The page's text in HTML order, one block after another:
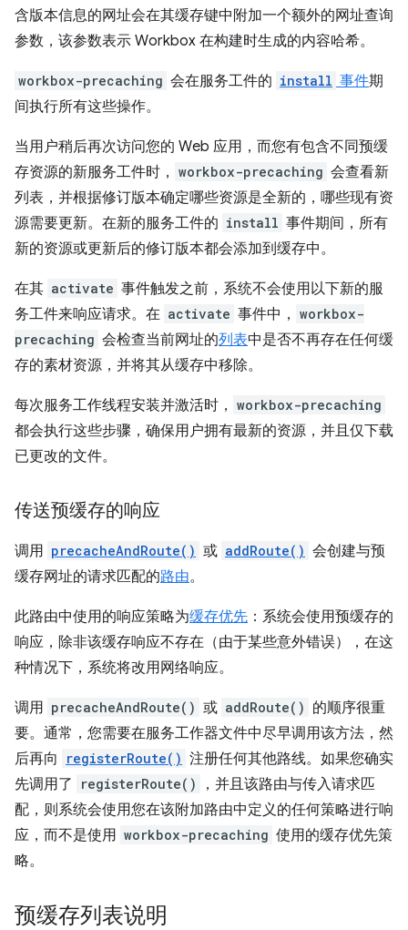
含版本信息的网址会在其缓存键中附加一个额外的网址查询
参数，该参数表示 Workbox 在构建时生成的内容哈希。
workbox-precaching 会在服务工件的 install 事件期
间执行所有这些操作。
当用户稍后再次访问您的 Web 应用，而您有包含不同预缓
存资源的新服务工件时， workbox-precaching 会查看新
列表，并根据修订版本确定哪些资源是全新的，哪些现有资
源需要更新。在新的服务工件的 install 事件期间，所有
新的资源或更新后的修订版本都会添加到缓存中。
在其 activate 事件触发之前，系统不会使用以下新的服
务工件来响应请求。在 activate 事件中， workbox-
precaching 会检查当前网址的列表中是否不再存在任何缓
存的素材资源，并将其从缓存中移除。
每次服务工作线程安装并激活时， workbox-precaching
都会执行这些步骤，确保用户拥有最新的资源，并且仅下载
已更改的文件。
传送预缓存的响应
调用 precacheAndRoute() 或 addRoute() 会创建与预
缓存网址的请求匹配的路由。
此路由中使用的响应策略为缓存优先 ：系统会使用预缓存的
响应，除非该缓存响应不存在（由于某些意外错误），在这
种情况下，系统将改用网络响应。
调用 precacheAndRoute() 或 addRoute() 的顺序很重
要。通常，您需要在服务工作器文件中尽早调用该方法，然
后再向
registerRoute() 注册任何其他路线。如果您确实
先调用了
registerRoute()
，并且该路由与传入请求匹
配，则系统会使用您在该附加路由中定义的任何策略进行响
应，而不是使用 workbox-precaching 使用的缓存优先策
略。
预缓存列表说明